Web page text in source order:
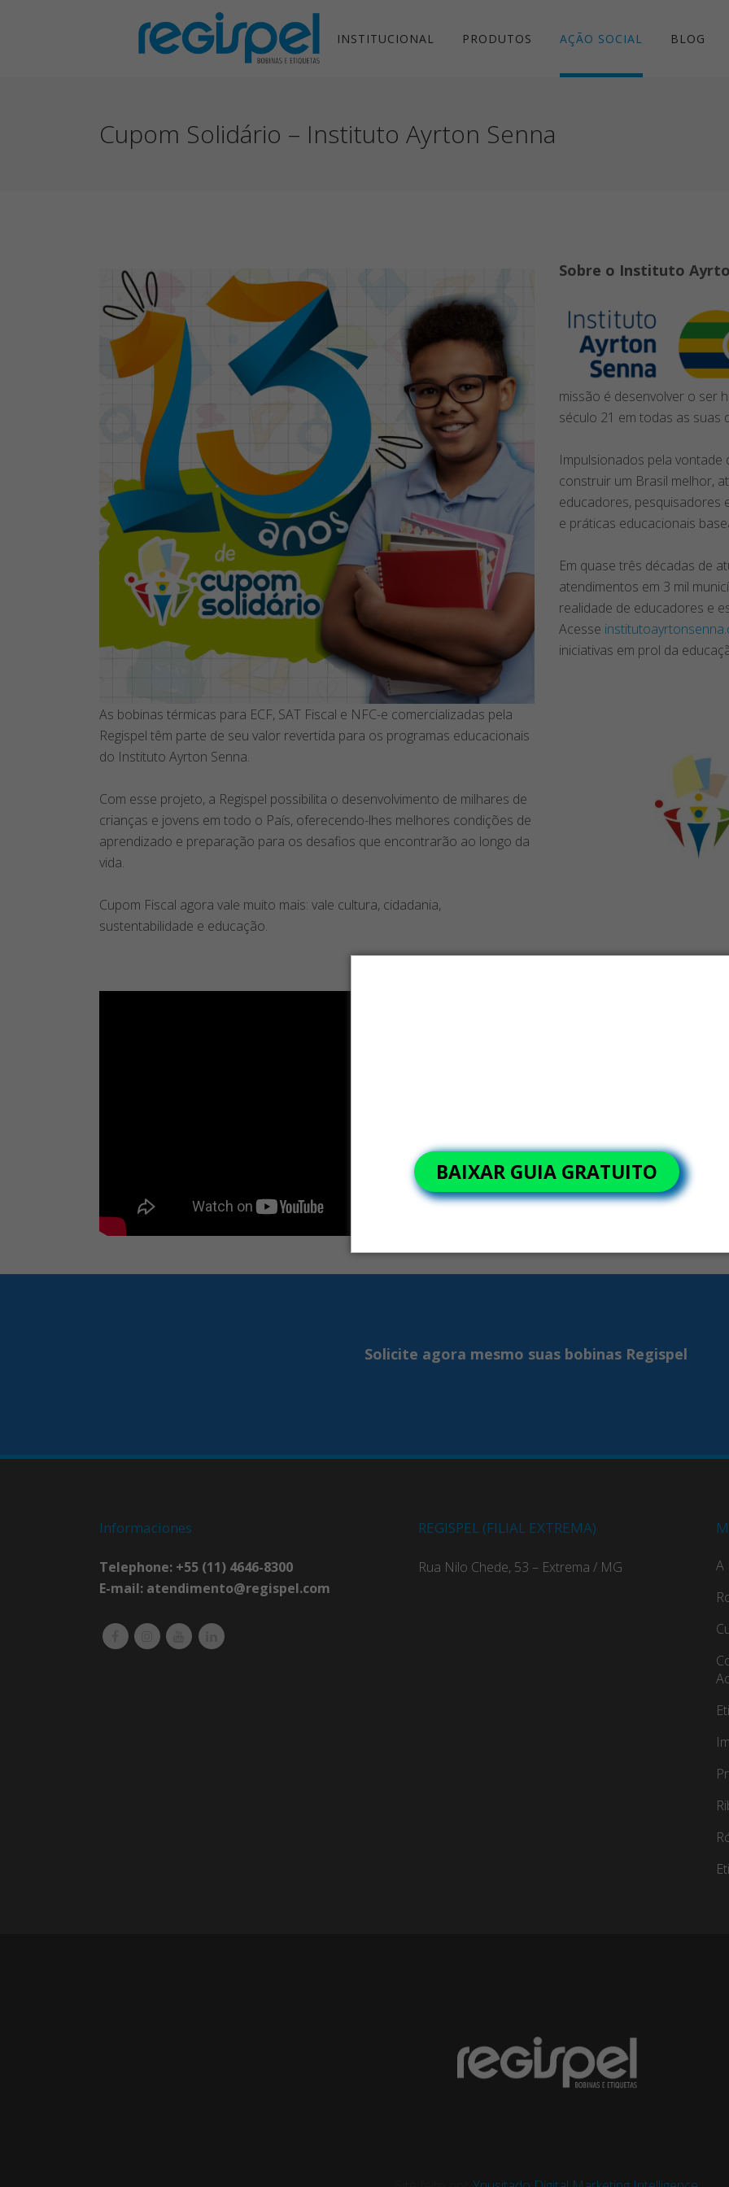
BAIXAR GUIA GRATUITO
INSTITUCIONAL PRODUTOS AÇÃO SOCIAL BLOG
Cupom Solidário – Instituto Ayrton Senna
As bobinas térmicas para ECF, SAT Fiscal e NFC-e comercializadas pela
Regispel têm parte de seu valor revertida para os programas educacionais
do Instituto Ayrton Senna.
Com esse projeto, a Regispel possibilita o desenvolvimento de milhares de
crianças e jovens em todo o País, oferecendo-lhes melhores condições de
aprendizado e preparação para os desafios que encontrarão ao longo da
vida.
Cupom Fiscal agora vale muito mais: vale cultura, cidadania,
sustentabilidade e educação.
Sobre o Instituto
missão é desenvolver o ser
século 21 em todas as suas
Impulsionados pela
construir um Brasil melhor,
educadores, pesquisadores
e práticas educacionais
Em quase três décadas de
atendimentos em 3 mil
realidade de educadores e
Acesse
iniciativas em prol da
Solicite agora mesmo suas bobinas Regispel
Informaciones
Telephone: +55 (11) 4646-8300
E-mail: atendimento@regispel.com
REGISPEL (FILIAL EXTREMA)
Rua Nilo Chede, 53 – Extrema / MG
A